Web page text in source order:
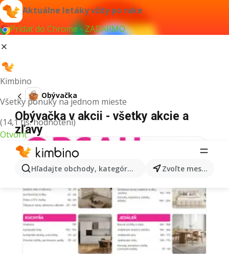
Aktuálne letáky vždy po ruke
Pridať do Chrome - ZADARMO
Kimbino
Všetky ponuky na jednom mieste
(14,1 tis. hodnotení)
Otvoriť
Hľadajte obchody, kategórie, produkty... Zvoľte mesto
Obývačka
Obývačka v akcii - všetky akcie a
zľavy